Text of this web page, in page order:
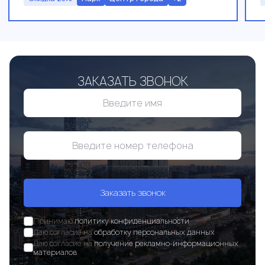
ЗАКАЗАТЬ ЗВОНОК
Заказать звонок
Принимаюполитику конфиденциальности
Даю согласие наобработку персональных данных
Даю согласие наполучение рекламно-информационных
материалов